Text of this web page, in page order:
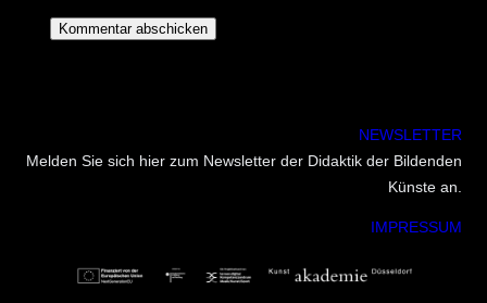
NEWSLETTER
Melden Sie sich hier zum Newsletter der Didaktik der Bildenden
Künste an.
IMPRESSUM